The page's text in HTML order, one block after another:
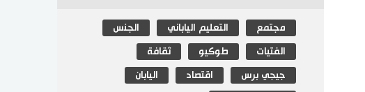
مجتمع التعليم الياباني الجنس
الفتيات طوكيو ثقافة
جيجي برس اقتصاد اليابان